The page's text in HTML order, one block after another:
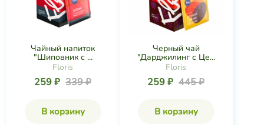
Чайный напиток
"Шиповник с ...
Floris
259 ₽ 339 ₽
В корзину
Черный чай
"Дарджилинг с Це...
Floris
259 ₽ 445 ₽
В корзину